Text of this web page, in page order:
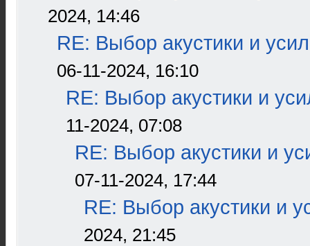
2024, 14:46
RE: Выбор акустики и
06-11-2024, 16:10
RE: Выбор акустики и
11-2024, 07:08
RE: Выбор акустики и
07-11-2024, 17:44
RE: Выбор акустики и
2024, 21:45